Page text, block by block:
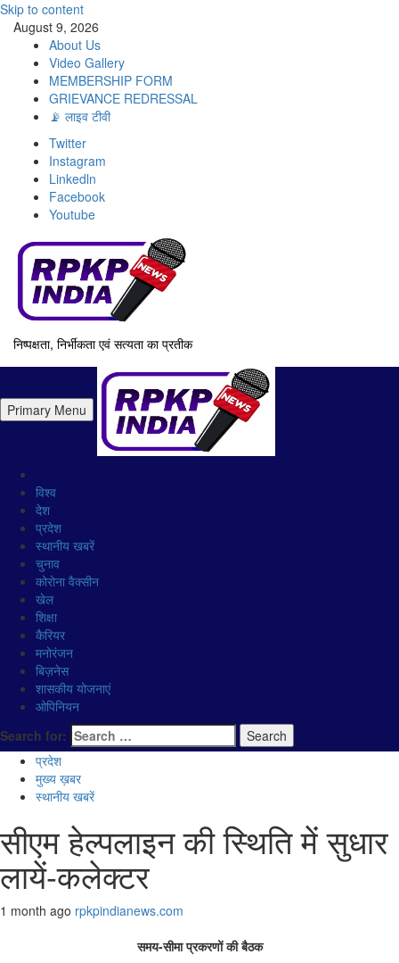
Skip to content
August 9, 2026
About Us
Video Gallery
MEMBERSHIP FORM
GRIEVANCE REDRESSAL
📡 लाइव टीवी
Twitter
Instagram
Linkedln
Facebook
Youtube
निष्पक्षता, निर्भीकता एवं सत्यता का प्रतीक
Primary Menu
विश्व
देश
प्रदेश
स्थानीय खबरें
चुनाव
कोरोना वैक्सीन
खेल
शिक्षा
कैरियर
मनोरंजन
बिज़नेस
शासकीय योजनाएं
ओपिनियन
Search for:
प्रदेश
मुख्य ख़बर
स्थानीय खबरें
सीएम हेल्पलाइन की स्थिति में सुधार
लायें-कलेक्टर
1 month ago rpkpindianews.com
समय-सीमा प्रकरणों की बैठक